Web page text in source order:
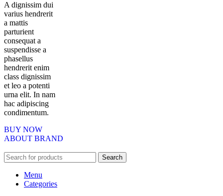
A dignissim dui
varius hendrerit
a mattis
parturient
consequat a
suspendisse a
phasellus
hendrerit enim
class dignissim
et leo a potenti
urna elit. In nam
hac adipiscing
condimentum.
BUY NOW
ABOUT BRAND
Search
Menu
Categories